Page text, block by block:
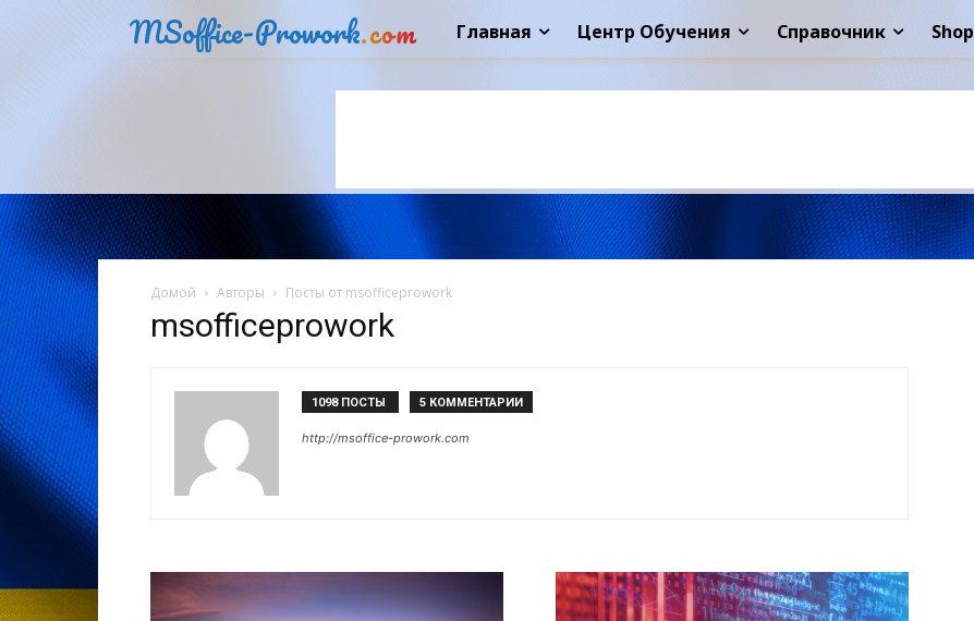
MSoffice-Prowork.com Главная Центр Обучения Справочник Shop
Домой Авторы Посты от msofficeprowork
msofficeprowork
1098 ПОСТЫ 5 КОММЕНТАРИИ
http://msoffice-prowork.com